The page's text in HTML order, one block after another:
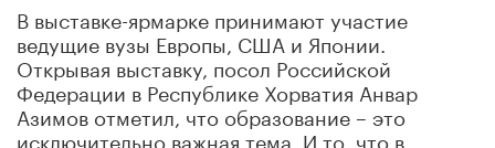
В выставке-ярмарке принимают участие
ведущие вузы Европы, США и Японии.
Открывая выставку, посол Российской
Федерации в Республике Хорватия Анвар
Азимов отметил, что образование – это
исключительно важная тема. И то, что в